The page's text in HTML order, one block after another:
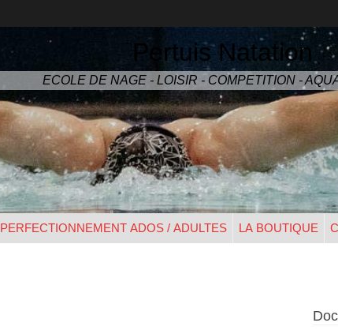
Pertuis Natation
ECOLE DE NAGE - LOISIR - COMPETITION -
PERFECTIONNEMENT ADOS / ADULTES LA BOUTIQUE